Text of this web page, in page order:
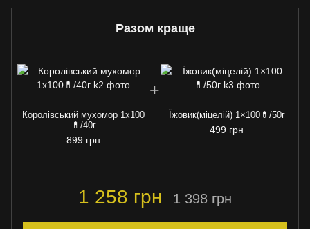
Разом краще
Королівський мухомор 1х100
💊/40г
899 грн
Їжовик(міцелій) 1×100💊/50г
499 грн
1 258 грн 1 398 грн